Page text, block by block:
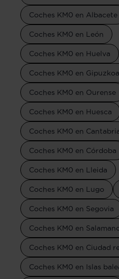
Coches KM0 en Albacete
Coches KM0 en León
Coches KM0 en Huelva
Coches KM0 en Gipuzkoa
Coches KM0 en Ourense
Coches KM0 en Huesca
Coches KM0 en
Coches KM0 en Córdoba
Coches KM0 en Lleida
Coches KM0 en Lugo
Coches KM0 en Segovia
Coches KM0 en
Coches KM0 en Ciudad
Coches KM0 en Islas